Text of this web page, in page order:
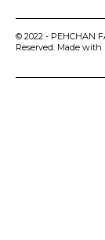
© 2022 - PEHCHAN
Reserved. Made with